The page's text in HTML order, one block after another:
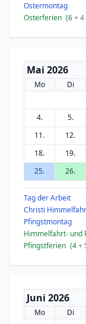
Ostermontag
Osterferien (6+ 4
Mai 2026
Mo Di
4.
5.
11.
12.
18.
19.
25.
26.
Tag der Arbeit
Christi
Pfingstmontag
Himmelfahrt- und
Pfingstferien (4+
Juni 2026
Mo Di